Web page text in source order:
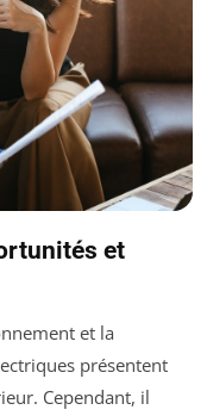
et
et la
présentent
Cependant, il